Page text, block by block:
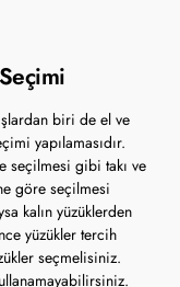
biri de el ve
yapılamasıdır.
seçilmesi gibi takı ve
göre seçilmesi
kalın yüzüklerden
yüzükler tercih
seçmelisiniz.